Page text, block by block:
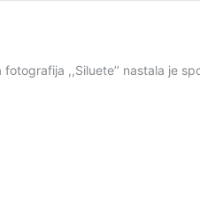
,,Siluete’’ nastala je